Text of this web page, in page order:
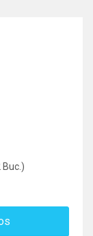
Buc.)